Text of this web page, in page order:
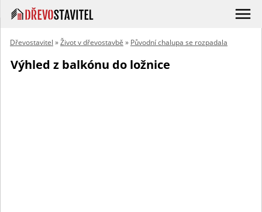
Dřevostavitel »Život v dřevostavbě » Původní chalupa se rozpadala
Výhled z balkónu do ložnice